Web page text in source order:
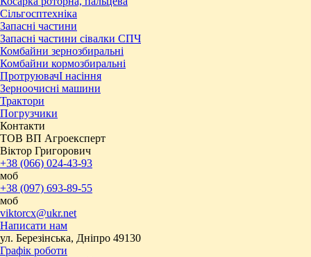
Сільгосптехніка
Запасні частини
Запасні частини сівалки СПЧ
Комбайни зернозбиральні
Комбайни кормозбиральні
ПротруювачІ насіння
Зерноочисні машини
Трактори
Погрузчики
Контакти
ТОВ ВП Агроексперт
Віктор Григорович
+38 (066) 024-43-93
моб
+38 (097) 693-89-55
моб
viktorcx@ukr.net
Написати нам
ул. Березінська, Дніпро 49130
Графік роботи